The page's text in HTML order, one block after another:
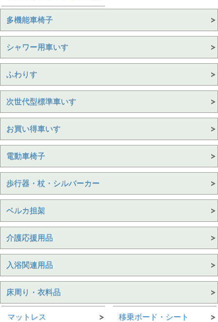
多機能車椅子
シャワー用車いす
ふわりす
次世代型標準車いす
お買い得車いす
電動車椅子
歩行器・杖・シルバーカー
ベルカ担架
介護応援用品
入浴関連用品
床周り・衣料品
マットレス 移乗ボード・シート